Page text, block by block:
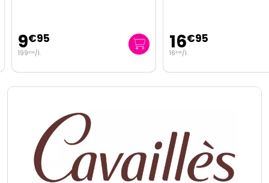
9€95
199€00/l. 16€95
16€95/l.